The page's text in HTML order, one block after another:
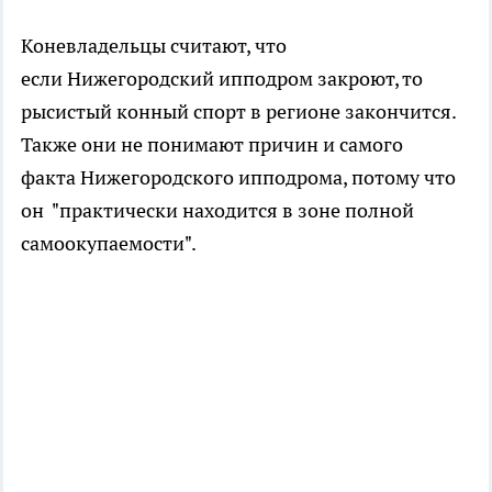
Коневладельцы считают, что
если Нижегородский ипподром закроют, то
рысистый конный спорт в регионе закончится.
Также они не понимают причин и самого
факта Нижегородского ипподрома, потому что
он "практически находится в зоне полной
самоокупаемости".